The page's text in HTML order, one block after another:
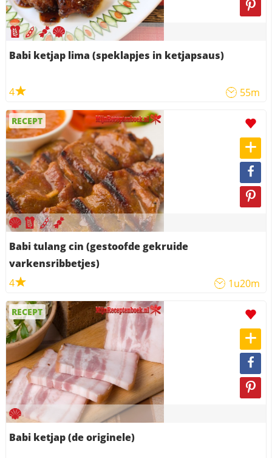
Babi ketjap lima (speklapjes in ketjapsaus)
4 55m
RECEPT
Babi tulang cin (gestoofde gekruide
varkensribbetjes)
4
1u20m
RECEPT
Babi ketjap (de originele)